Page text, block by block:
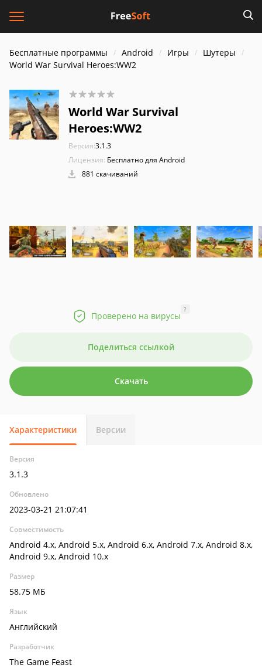
Бесплатные программы Android Игры
Шутеры
World War Survival Heroes:WW2
World War Survival
Heroes:WW2
Версия:3.1.3
Лицензия: Бесплатно для Android
881 скачиваний
Проверено на вирусы
?
Поделиться ссылкой
Скачать
Характеристики Версии
Версия
3.1.3
Обновлено
2023-03-21 21:07:41
Совместимость
Android 4.x, Android 5.x, Android 6.x, Android 7.x, Android 8.x,
Android 9.x, Android 10.x
Размер
58.75 МБ
Язык
Английский
Разработчик
The Game Feast